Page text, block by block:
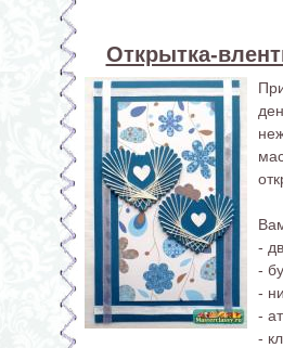
Открытка-
-
-
-
-
-